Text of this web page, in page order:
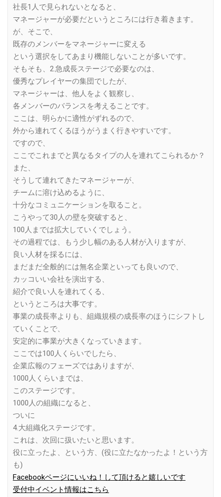
社長1人で見られないとなると、
マネージャーが必要だというところには行き着きます。
が、そこで、
既存のメンバーをマネージャーに変える
という選択をしてあまり機能しないことが多いです。
そもそも、2.急成長ステージで必要なのは、
優秀なプレイヤーの集団でしたが、
マネージャーは、他人をよく観察し、
各メンバーのバランスを考えることです。
ここは、明らかに適性がずれるので、
外から連れてくるほうがうまく行きやすいです。
ですので、
ここでこれまでと異なるタイプの人を連れてこられるか？
また、
そうして連れてきたマネージャーが、
チームに溶け込めるように、
十分なコミュニケーションを取ること。
こうやって30人の壁を突破すると、
100人までは拡大していくでしょう。
その過程では、もう少し幅のある人材が入りますが、
良い人材を採るには、
まだまだ全般的には無名企業といっても良いので、
カッコいい会社を演出する、
紹介で良い人を連れてくる、
というところは大事です。
事業の成長率よりも、組織規模の成長率のほうにシフトし
ていくことで、
安定的に事業が大きくなっていきます。
ここでは100人くらいでしたら、
企業広報のフェーズではありますが、
1000人くらいまでは、
このステージです。
1000人の組織になると、
ついに
4.大組織化ステージです。
これは、次回に扱いたいと思います。
役に立ったよ、という方、(役に立たなかったよ！という方
も)
Facebookページにいいね！して頂けると嬉しいです
受付中イベント情報はこちら